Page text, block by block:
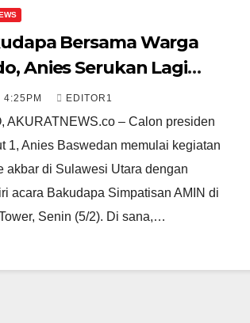
Bersama Warga
Anies Serukan Lagi
Harus Cinta pada
EDITOR1
AKURATNEWS.co – Calon presiden
1, Anies Baswedan memulai kegiatan
akbar di Sulawesi Utara dengan
acara Bakudapa Simpatisan AMIN di
Senin (5/2). Di sana,…